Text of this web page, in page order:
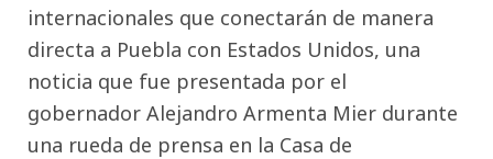
internacionales que conectarán de manera
directa a Puebla con Estados Unidos, una
noticia que fue presentada por el
gobernador Alejandro Armenta Mier durante
una rueda de prensa en la Casa de